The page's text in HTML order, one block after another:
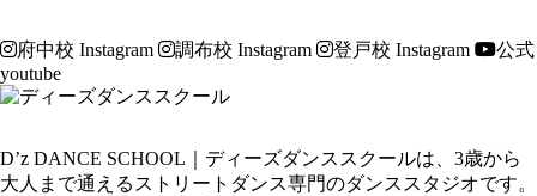
府中校 Instagram 調布校 Instagram 登戸校 Instagram
公式
youtube
D’z DANCE SCHOOL｜ディーズダンススクールは、3歳から
大人まで通えるストリートダンス専門のダンススタジオです。